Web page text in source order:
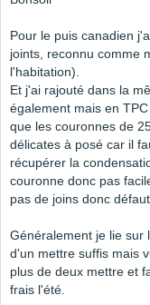
Pour le puis canadien
joints, reconnu comme
l'habitation).
Et j'ai rajouté dans la
également mais en
que les couronnes de
délicates à posé car il
récupérer la
couronne donc pas
pas de joins donc
Généralement je lie sur
d'un mettre suffis mais
plus de deux mettre et
frais l'été.